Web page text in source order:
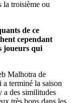
la troisième ou
de ce
cependant
joueurs qui
Malhotra de
terminé la saison
des similitudes
très bons dans les